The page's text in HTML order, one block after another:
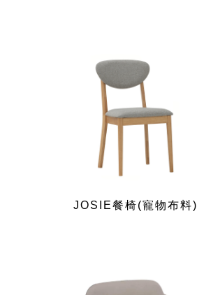
JOSIE餐椅(寵物布料)